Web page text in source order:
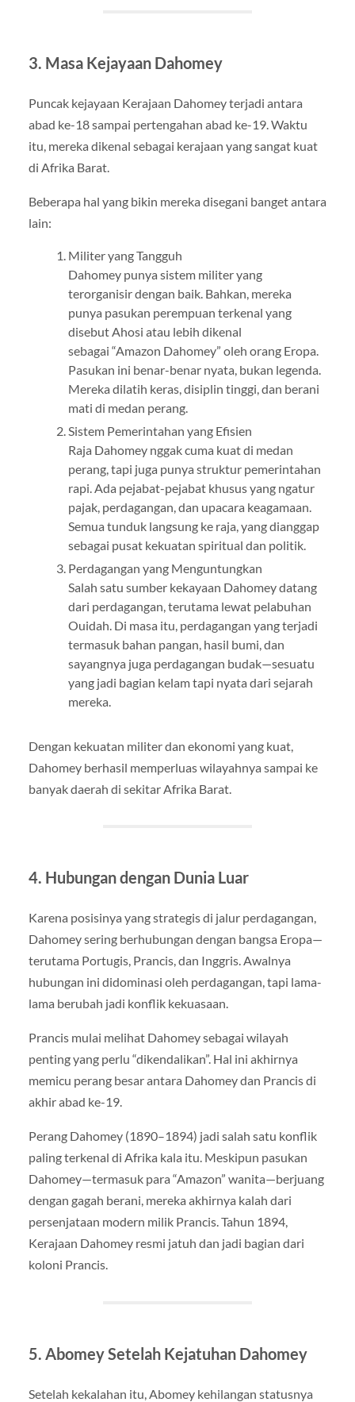
3. Masa Kejayaan Dahomey
Puncak kejayaan Kerajaan Dahomey terjadi antara
abad ke-18 sampai pertengahan abad ke-19. Waktu
itu, mereka dikenal sebagai kerajaan yang sangat kuat
di Afrika Barat.
Beberapa hal yang bikin mereka disegani banget antara
lain:
Militer yang Tangguh
Dahomey punya sistem militer yang
terorganisir dengan baik. Bahkan, mereka
punya pasukan perempuan terkenal yang
disebut Ahosi atau lebih dikenal
sebagai “Amazon Dahomey” oleh orang Eropa.
Pasukan ini benar-benar nyata, bukan legenda.
Mereka dilatih keras, disiplin tinggi, dan berani
mati di medan perang.
Sistem Pemerintahan yang Efisien
Raja Dahomey nggak cuma kuat di medan
perang, tapi juga punya struktur pemerintahan
rapi. Ada pejabat-pejabat khusus yang ngatur
pajak, perdagangan, dan upacara keagamaan.
Semua tunduk langsung ke raja, yang dianggap
sebagai pusat kekuatan spiritual dan politik.
Perdagangan yang Menguntungkan
Salah satu sumber kekayaan Dahomey datang
dari perdagangan, terutama lewat pelabuhan
Ouidah. Di masa itu, perdagangan yang terjadi
termasuk bahan pangan, hasil bumi, dan
sayangnya juga perdagangan budak—sesuatu
yang jadi bagian kelam tapi nyata dari sejarah
mereka.
Dengan kekuatan militer dan ekonomi yang kuat,
Dahomey berhasil memperluas wilayahnya sampai ke
banyak daerah di sekitar Afrika Barat.
4. Hubungan dengan Dunia Luar
Karena posisinya yang strategis di jalur perdagangan,
Dahomey sering berhubungan dengan bangsa Eropa—
terutama Portugis, Prancis, dan Inggris. Awalnya
hubungan ini didominasi oleh perdagangan, tapi lama-
lama berubah jadi konflik kekuasaan.
Prancis mulai melihat Dahomey sebagai wilayah
penting yang perlu “dikendalikan”. Hal ini akhirnya
memicu perang besar antara Dahomey dan Prancis di
akhir abad ke-19.
Perang Dahomey (1890–1894) jadi salah satu konflik
paling terkenal di Afrika kala itu. Meskipun pasukan
Dahomey—termasuk para “Amazon” wanita—berjuang
dengan gagah berani, mereka akhirnya kalah dari
persenjataan modern milik Prancis. Tahun 1894,
Kerajaan Dahomey resmi jatuh dan jadi bagian dari
koloni Prancis.
5. Abomey Setelah Kejatuhan Dahomey
Setelah kekalahan itu, Abomey kehilangan statusnya